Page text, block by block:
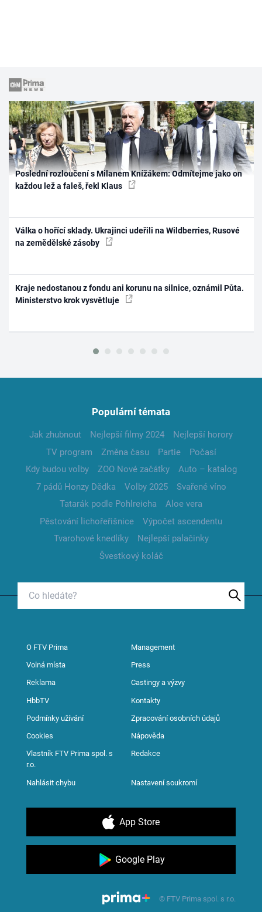
Poslední rozloučení s Milanem Knížákem: Odmítejme jako on
každou lež a faleš, řekl Klaus
Válka o hořící sklady. Ukrajinci udeřili na Wildberries, Rusové
na zemědělské zásoby
Kraje nedostanou z fondu ani korunu na silnice, oznámil Půta.
Ministerstvo krok vysvětluje
Populární témata
Jak zhubnout Nejlepší filmy 2024
Nejlepší horory
TV program
Změna času Partie
Počasí
Kdy budou volby
ZOO Nové začátky
Auto – katalog
7 pádů Honzy Dědka
Volby 2025
Svařené víno
Tatarák podle Pohlreicha
Aloe vera
Pěstování lichořeřišnice
Výpočet ascendentu
Tvarohové knedlíky
Nejlepší palačinky
Švestkový koláč
O FTV Prima Management
Volná místa Press
Reklama Castingy a výzvy
HbbTV Kontakty
Podmínky užívání Zpracování osobních údajů
Cookies Nápověda
Vlastník FTV Prima spol. s
r.o.
Redakce
Nahlásit chybu Nastavení soukromí
App Store
Google Play
© FTV Prima spol. s r.o.